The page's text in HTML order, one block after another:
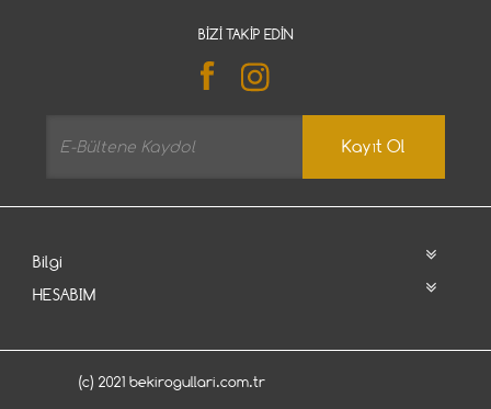
BIZI TAKIP EDIN
Kayıt Ol
Bilgi
HESABIM
(c) 2021 bekirogullari.com.tr